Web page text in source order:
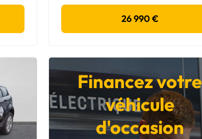
26 990 €
Financez votre
véhicule
d'occasion